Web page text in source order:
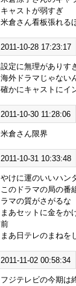
キャストが弱すぎ
米倉さん看板張れる
2011-10-28 17:23:17
設定に無理がありす
海外ドラマじゃない
確かにキャストにイ
2011-10-30 11:28:06
米倉さん限界
2011-10-31 10:33:48
やけに運のいいハン
このドラマの局の番
ラマの質がさがるな
まあセットに金をか
前
まあ日テレのまねを
2011-11-02 00:58:34
フジテレビの今期は